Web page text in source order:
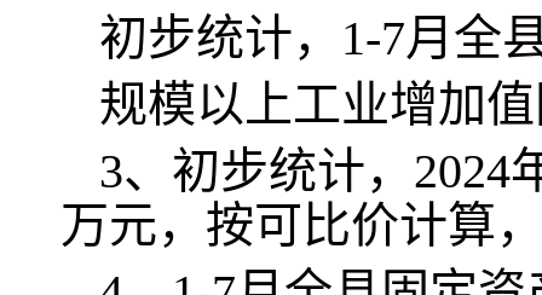
初步统计，1-7月全
规模以上工业增加
3、初步统计，2024
万元，按可比价计算